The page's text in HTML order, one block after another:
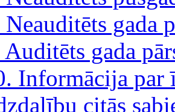
Neauditēts gada
Auditēts gada
Informācija par
citās